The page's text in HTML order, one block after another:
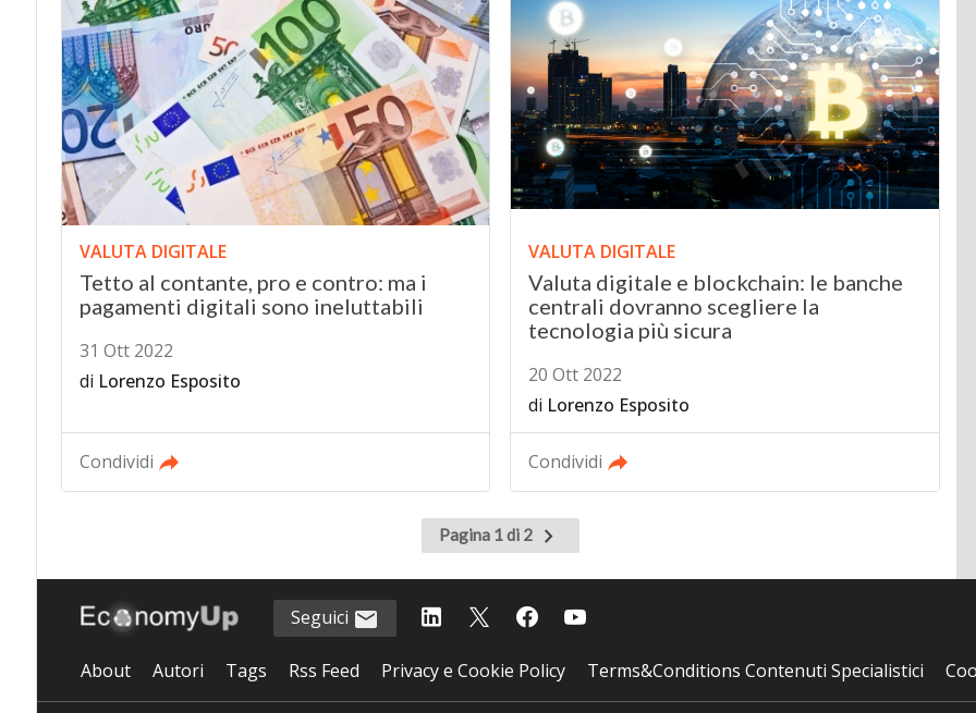
VALUTA DIGITALE
Tetto al contante, pro e contro: ma i
pagamenti digitali sono ineluttabili
31 Ott 2022
di Lorenzo Esposito
Condividi
VALUTA DIGITALE
Valuta digitale e blockchain: le banche
centrali dovranno scegliere la
tecnologia più sicura
20 Ott 2022
di Lorenzo Esposito
Condividi
Pagina 1 di 2
Pagina
successiva
Seguici
About Autori Tags Rss Feed Privacy e Cookie Policy Terms&Conditions Contenuti Specialistici